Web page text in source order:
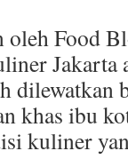
oleh Food
Jakarta
dilewatkan
khas ibu
kuliner